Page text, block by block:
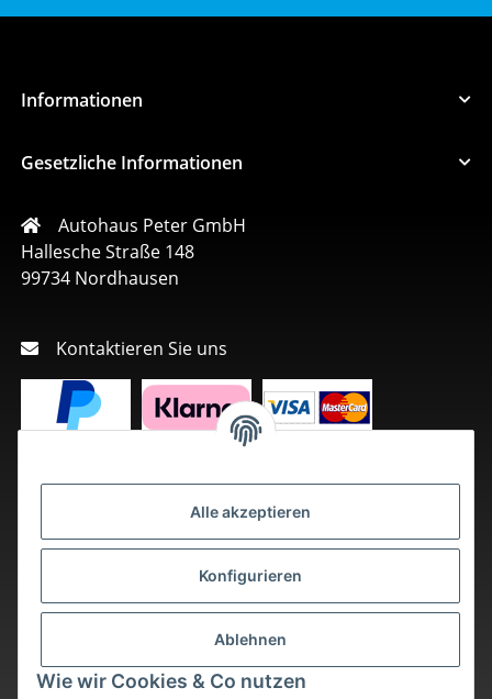
Alle akzeptieren
Konfigurieren
Ablehnen
Wie wir Cookies & Co nutzen
Informationen
Gesetzliche Informationen
Autohaus Peter GmbH
Hallesche Straße 148
99734 Nordhausen
Kontaktieren Sie uns